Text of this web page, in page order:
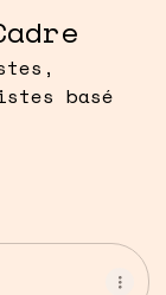
basé